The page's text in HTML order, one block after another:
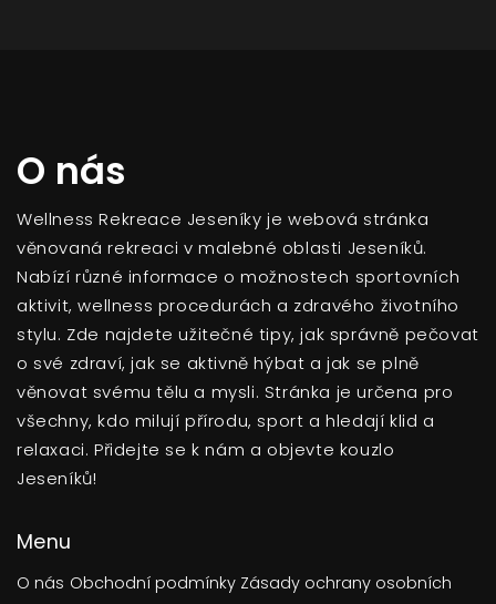
O nás
Wellness Rekreace Jeseníky je webová stránka
věnovaná rekreaci v malebné oblasti Jeseníků.
Nabízí různé informace o možnostech sportovních
aktivit, wellness procedurách a zdravého životního
stylu. Zde najdete užitečné tipy, jak správně pečovat
o své zdraví, jak se aktivně hýbat a jak se plně
věnovat svému tělu a mysli. Stránka je určena pro
všechny, kdo milují přírodu, sport a hledají klid a
relaxaci. Přidejte se k nám a objevte kouzlo
Jeseníků!
Menu
O nás Obchodní podmínky Zásady ochrany osobních